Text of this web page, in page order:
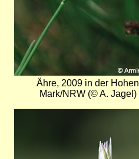
Ähre, 2009 in der Hohen
Mark/NRW (© A. Jagel)